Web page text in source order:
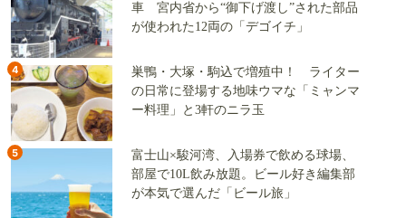
車 宮内省から“御下げ渡し”された部品
が使われた12両の「デゴイチ」
4
巣鴨・大塚・駒込で増殖中！ ライター
の日常に登場する地味ウマな「ミャンマ
ー料理」と3軒のニラ玉
5
富士山×駿河湾、入場券で飲める球場、
部屋で10L飲み放題。ビール好き編集部
が本気で選んだ「ビール旅」